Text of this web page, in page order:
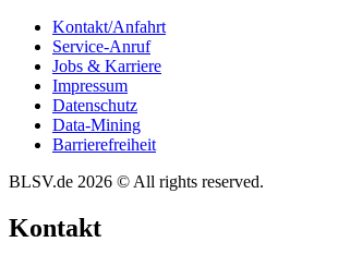
Kontakt/​​Anfahrt
Service-Anruf
Jobs & Karriere
Impres­sum
Daten­schutz
Data-Mining
Barrie­re­frei­heit
BLSV.de 2026 © All rights reserved.
Kontakt